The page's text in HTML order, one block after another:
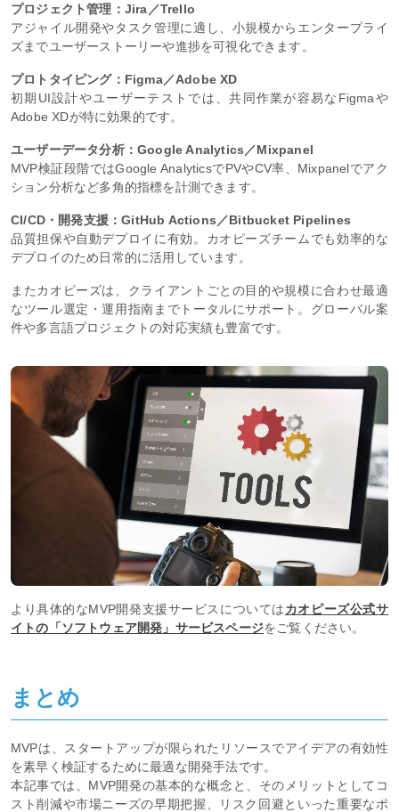
プロジェクト管理：Jira／Trello
アジャイル開発やタスク管理に適し、小規模からエンタープライ
ズまでユーザーストーリーや進捗を可視化できます。
プロトタイピング：Figma／Adobe XD
初期UI設計やユーザーテストでは、共同作業が容易なFigmaや
Adobe XDが特に効果的です。
ユーザーデータ分析：Google Analytics／Mixpanel
MVP検証段階ではGoogle AnalyticsでPVやCV率、Mixpanelでアク
ション分析など多角的指標を計測できます。
CI/CD・開発支援：GitHub Actions／Bitbucket Pipelines
品質担保や自動デプロイに有効。カオピーズチームでも効率的な
デプロイのため日常的に活用しています。
またカオピーズは、クライアントごとの目的や規模に合わせ最適
なツール選定・運用指南までトータルにサポート。グローバル案
件や多言語プロジェクトの対応実績も豊富です。
より具体的なMVP開発支援サービスについてはカオピーズ公式サ
イトの「ソフトウェア開発」サービスページをご覧ください。
まとめ
MVPは、スタートアップが限られたリソースでアイデアの有効性
を素早く検証するために最適な開発手法です。
本記事では、MVP開発の基本的な概念と、そのメリットとしてコ
スト削減や市場ニーズの早期把握、リスク回避といった重要なポ